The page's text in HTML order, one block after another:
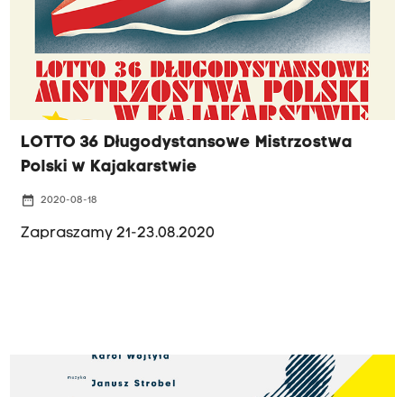
LOTTO 36 Długodystansowe Mistrzostwa
Polski w Kajakarstwie
date_range 2020-08-18
Zapraszamy 21-23.08.2020